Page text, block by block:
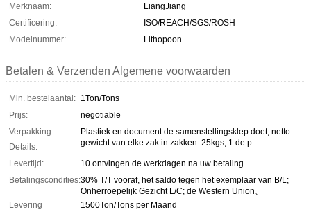
Merknaam:
LiangJiang
Certificering:
ISO/REACH/SGS/ROSH
Modelnummer:
Lithopoon
Betalen & Verzenden Algemene voorwaarden
Min. bestelaantal: 1Ton/Tons
Prijs:
negotiable
Verpakking
Details:
Plastiek en document de samenstellingsklep doet, netto
gewicht van elke zak in zakken: 25kgs; 1 de p
Levertijd:
10 ontvingen de werkdagen na uw betaling
Betalingscondities:30% T/T vooraf, het saldo tegen het exemplaar van B/L;
Onherroepelijk Gezicht L/C; de Western Union、
Levering
1500Ton/Tons per Maand